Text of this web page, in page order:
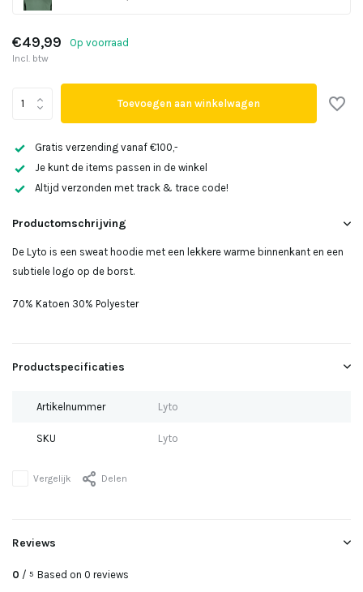
€49,99 Op voorraad
Incl. btw
Toevoegen aan winkelwagen
Gratis verzending vanaf €100,-
Je kunt de items passen in de winkel
Altijd verzonden met track & trace code!
Productomschrijving
De Lyto is een sweat hoodie met een lekkere warme binnenkant en een
subtiele logo op de borst.
70% Katoen 30% Polyester
Productspecificaties
Artikelnummer Lyto
SKU Lyto
Vergelijk Delen
Reviews
0 / 5 Based on 0 reviews